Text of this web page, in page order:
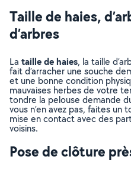
Taille de haies,
d’arbres
La taille de haies, la taille
fait d’arracher une souche
et une bonne condition
mauvaises herbes de votre
tondre la pelouse demande
vous n’en avez pas, faites
mise en contact avec des
voisins.
Pose de clôture